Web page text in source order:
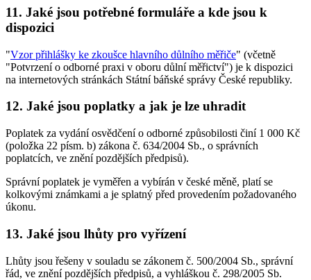
11. Jaké jsou potřebné formuláře a kde jsou k
dispozici
"Vzor přihlášky ke zkoušce hlavního důlního měřiče" (včetně
"Potvrzení o odborné praxi v oboru důlní měřictví") je k dispozici
na internetových stránkách Státní báňské správy České republiky.
12. Jaké jsou poplatky a jak je lze uhradit
Poplatek za vydání osvědčení o odborné způsobilosti činí 1 000 Kč
(položka 22 písm. b) zákona č. 634/2004 Sb., o správních
poplatcích, ve znění pozdějších předpisů).
Správní poplatek je vyměřen a vybírán v české měně, platí se
kolkovými známkami a je splatný před provedením požadovaného
úkonu.
13. Jaké jsou lhůty pro vyřízení
Lhůty jsou řešeny v souladu se zákonem č. 500/2004 Sb., správní
řád, ve znění pozdějších předpisů, a vyhláškou č. 298/2005 Sb.